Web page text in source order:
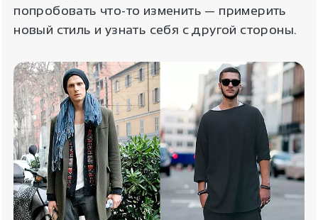
попробовать что-то изменить — примерить
новый стиль и узнать себя с другой стороны.